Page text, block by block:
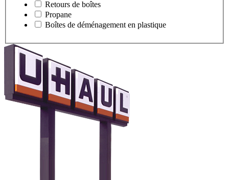
Retours de boîtes
Propane
Boîtes de déménagement en plastique